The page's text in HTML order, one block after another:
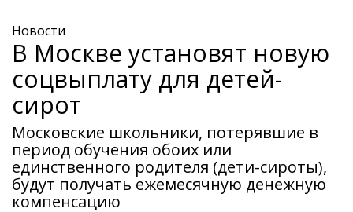
Новости
В Москве установят новую
соцвыплату для детей-
сирот
Московские школьники, потерявшие в
период обучения обоих или
единственного родителя (дети-сироты),
будут получать ежемесячную денежную
компенсацию